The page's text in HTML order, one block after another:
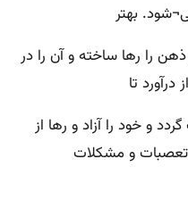
بهتر
را رها ساخته و آن را در
تا
و خود را آزاد و رها از
و مشکلات